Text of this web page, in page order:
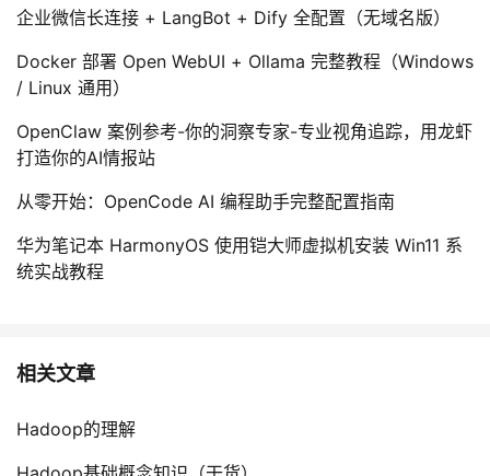
企业微信长连接 + LangBot + Dify 全配置（无域名版）
Docker 部署 Open WebUI + Ollama 完整教程（Windows
/ Linux 通用）
OpenClaw 案例参考-你的洞察专家-专业视角追踪，用龙虾
打造你的AI情报站
从零开始：OpenCode AI 编程助手完整配置指南
华为笔记本 HarmonyOS 使用铠大师虚拟机安装 Win11 系
统实战教程
相关文章
Hadoop的理解